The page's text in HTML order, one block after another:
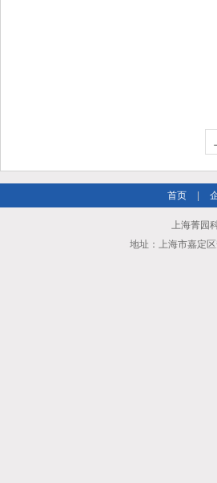
首页
上海菁园
地址：上海市嘉定